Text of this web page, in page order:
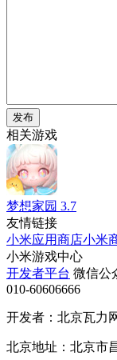
发布
相关游戏
梦想家园 3.7
友情链接
小米应用商店小米
小米游戏中心
开发者平台 微信公
010-60606666
开发者：北京瓦力
北京地址：北京市